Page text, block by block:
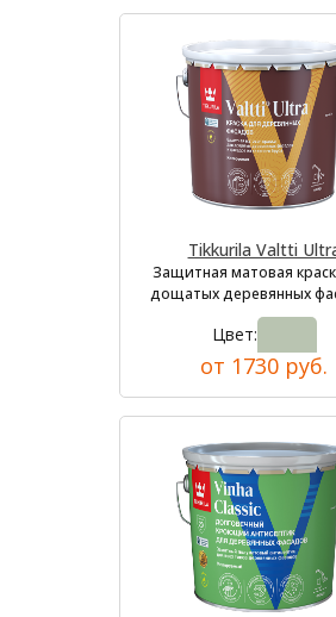
Tikkurila Valtti
Защитная матовая
дощатых деревянных
Цвет:
от 1730 руб.